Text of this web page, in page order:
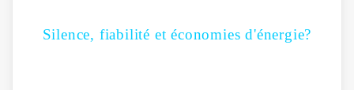
Silence, fiabilité et économies d'énergie?